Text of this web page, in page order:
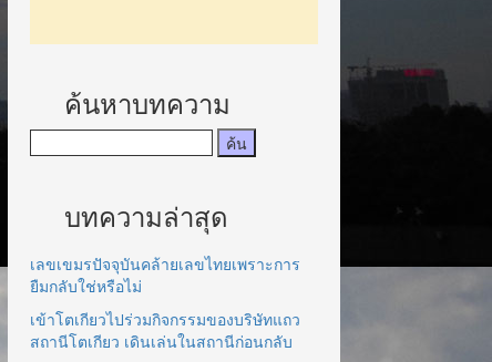
ค้นหาบทความ
บทความล่าสุด
เลขเขมรปัจจุบันคล้ายเลขไทยเพราะการ
ยืมกลับใช่หรือไม่
เข้าโตเกียวไปร่วมกิจกรรมของบริษัทแถว
สถานีโตเกียว เดินเล่นในสถานีก่อนกลับ